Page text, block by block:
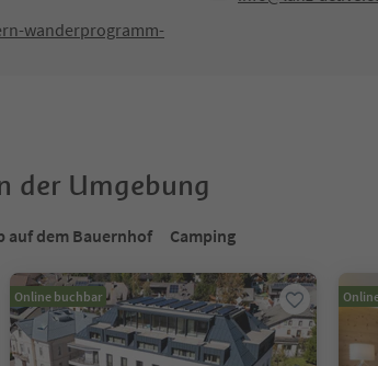
wanderprogramm-
der Umgebung
auf dem Bauernhof Camping
Online buchbar